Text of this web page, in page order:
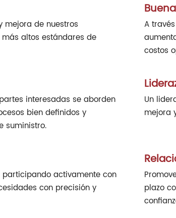
mejora de nuestros
altos estándares de
A
costos
interesadas se aborden
bien definidos y
suministro.
Un
mejora
participando activamente con
con precisión y
plazo